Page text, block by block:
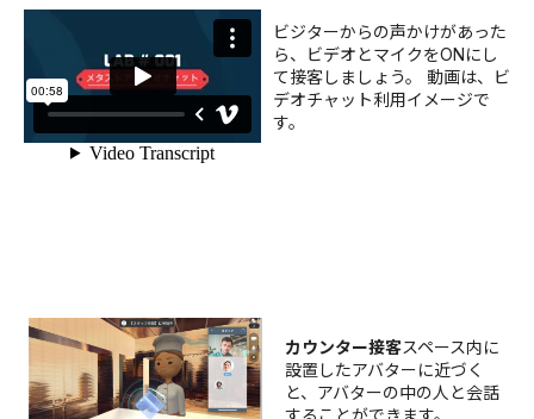
ビジターからの声かけがあった
ら、ビデオとマイクをONにし
て接客しましょう。 動画は、ビ
デオチャット利用イメージで
す。
カウンター接客スペース内に
設置したアバターに近づく
と、アバターの中の人と会話
することができます。